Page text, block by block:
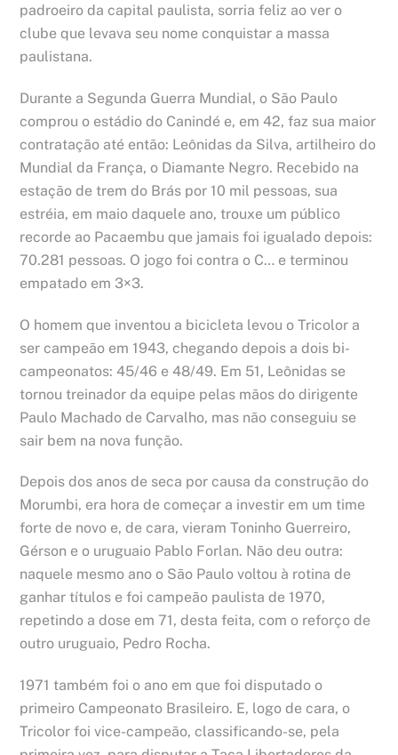
padroeiro da capital paulista, sorria feliz ao ver o
clube que levava seu nome conquistar a massa
paulistana.
Durante a Segunda Guerra Mundial, o São Paulo
comprou o estádio do Canindé e, em 42, faz sua maior
contratação até então: Leônidas da Silva, artilheiro do
Mundial da França, o Diamante Negro. Recebido na
estação de trem do Brás por 10 mil pessoas, sua
estréia, em maio daquele ano, trouxe um público
recorde ao Pacaembu que jamais foi igualado depois:
70.281 pessoas. O jogo foi contra o C… e terminou
empatado em 3×3.
O homem que inventou a bicicleta levou o Tricolor a
ser campeão em 1943, chegando depois a dois bi-
campeonatos: 45/46 e 48/49. Em 51, Leônidas se
tornou treinador da equipe pelas mãos do dirigente
Paulo Machado de Carvalho, mas não conseguiu se
sair bem na nova função.
Depois dos anos de seca por causa da construção do
Morumbi, era hora de começar a investir em um time
forte de novo e, de cara, vieram Toninho Guerreiro,
Gérson e o uruguaio Pablo Forlan. Não deu outra:
naquele mesmo ano o São Paulo voltou à rotina de
ganhar títulos e foi campeão paulista de 1970,
repetindo a dose em 71, desta feita, com o reforço de
outro uruguaio, Pedro Rocha.
1971 também foi o ano em que foi disputado o
primeiro Campeonato Brasileiro. E, logo de cara, o
Tricolor foi vice-campeão, classificando-se, pela